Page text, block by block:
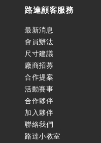
路達顧客服務
最新消息
會員辦法
尺寸建議
廠商招募
合作提案
活動賽事
合作夥伴
加入夥伴
聯絡我們
路達小教室